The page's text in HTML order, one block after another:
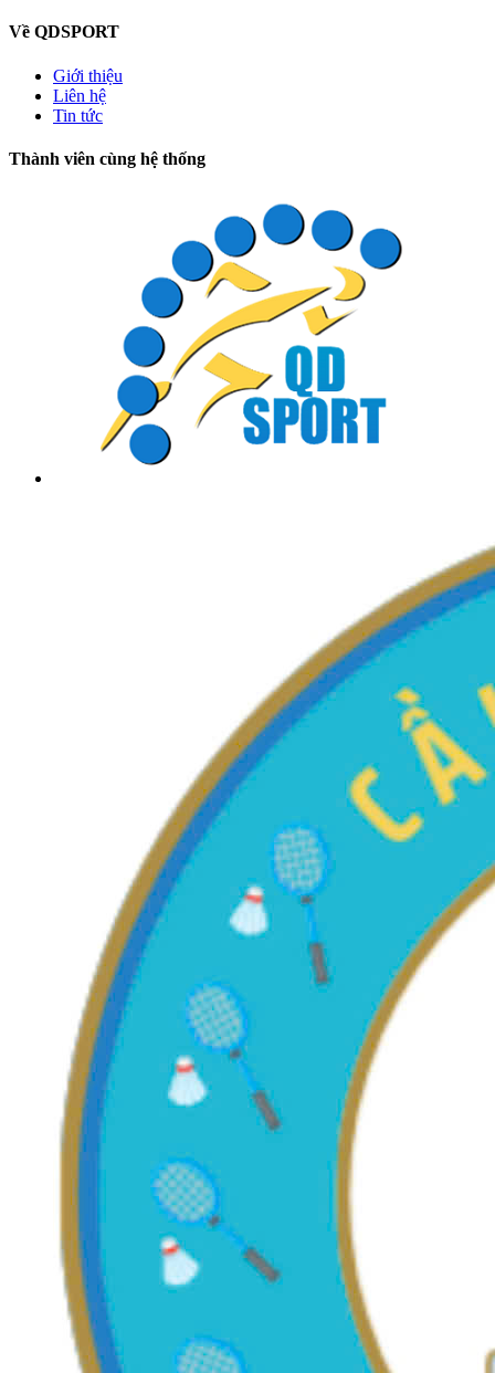
Về QDSPORT
Giới thiệu
Liên hệ
Tin tức
Thành viên cùng hệ thống